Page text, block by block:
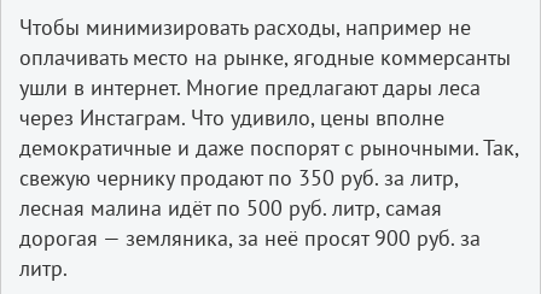
Чтобы минимизировать расходы, например не
оплачивать место на рынке, ягодные коммерсанты
ушли в интернет. Многие предлагают дары леса
через Инстаграм. Что удивило, цены вполне
демократичные и даже поспорят с рыночными. Так,
свежую чернику продают по 350 руб. за литр,
лесная малина идёт по 500 руб. литр, самая
дорогая — земляника, за неё просят 900 руб. за
литр.